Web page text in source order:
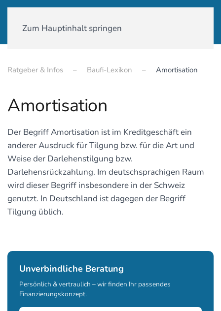
Zum Hauptinhalt springen
Ratgeber & Infos Baufi-Lexikon Amortisation
Amortisation
Der Begriff Amortisation ist im Kreditgeschäft ein
anderer Ausdruck für Tilgung bzw. für die Art und
Weise der Darlehenstilgung bzw.
Darlehensrückzahlung. Im deutschsprachigen Raum
wird dieser Begriff insbesondere in der Schweiz
genutzt. In Deutschland ist dagegen der Begriff
Tilgung üblich.
Unverbindliche Beratung
Persönlich & vertraulich – wir finden Ihr passendes
Finanzierungskonzept.